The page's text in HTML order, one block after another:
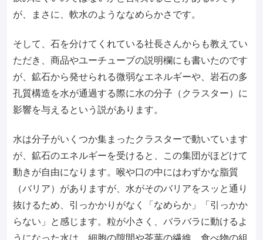
が、まさに、軟水のようななめらかさです。
そして、石を分けてくれている社長さんからも教えてい
ただき、商品やユーチューブの説明欄にも書いたのです
が、鉱石から発せられる微弱なエネルギーや、岩石の多
孔質構造を水が通過する際に水の分子（クラスター）に
影響を与えるという説があります。
水は分子がいくつか集まったクラスターで動いています
が、鉱石のエネルギーを受けると、この集団がほどけて
動きが自由になります。喉や口の中にはわずかな脂質
（バリア）がありますが、水がそのバリアをスッと通り
抜けるため、引っかかりがなく「なめらか」「引っかか
らない」と感じます。粒が小さく、バラバラに動けるよ